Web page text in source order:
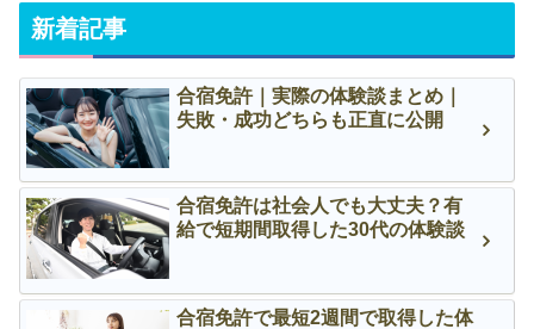
新着記事
合宿免許｜実際の体験談まとめ｜
失敗・成功どちらも正直に公開
合宿免許は社会人でも大丈夫？有
給で短期間取得した30代の体験談
合宿免許で最短2週間で取得した体